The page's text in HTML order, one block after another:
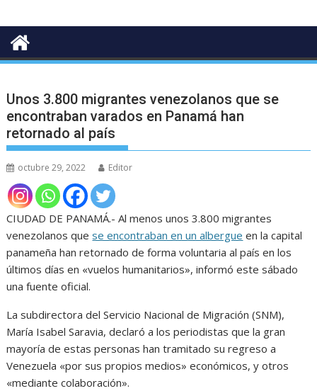
Unos 3.800 migrantes venezolanos que se
encontraban varados en Panamá han
retornado al país
octubre 29, 2022 Editor
CIUDAD DE PANAMÁ.- Al menos unos 3.800 migrantes
venezolanos quese encontraban en un albergue en la capital
panameña han retornado de forma voluntaria al país en los
últimos días en «vuelos humanitarios», informó este sábado
una fuente oficial.
La subdirectora del Servicio Nacional de Migración (SNM),
María Isabel Saravia, declaró a los periodistas que la gran
mayoría de estas personas han tramitado su regreso a
Venezuela «por sus propios medios» económicos, y otros
«mediante colaboración».